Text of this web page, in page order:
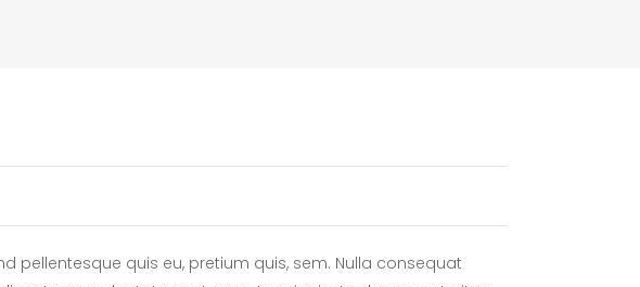
pellentesque quis eu, pretium quis, sem. Nulla consequat